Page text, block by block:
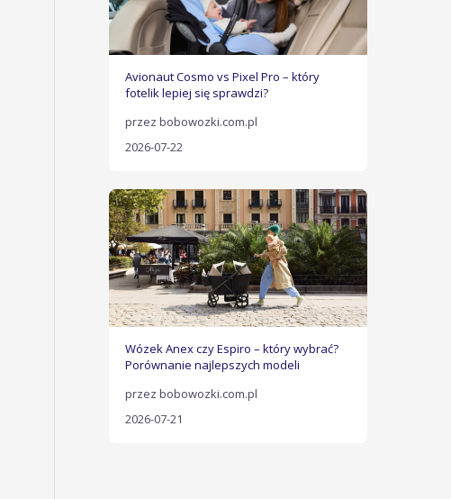
Avionaut Cosmo vs Pixel Pro – który
fotelik lepiej się sprawdzi?
przez bobowozki.com.pl
2026-07-22
Wózek Anex czy Espiro – który wybrać?
Porównanie najlepszych modeli
przez bobowozki.com.pl
2026-07-21